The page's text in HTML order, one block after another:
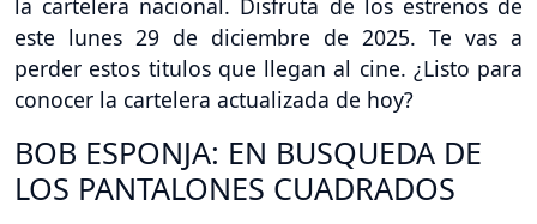
este lunes 29 de diciembre de 2025. Te vas a
perder estos titulos que llegan al cine. ¿Listo para
conocer la cartelera actualizada de hoy?
BOB ESPONJA: EN BUSQUEDA DE
LOS PANTALONES CUADRADOS